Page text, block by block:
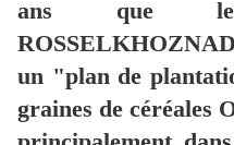
ans que
un "plan de
graines de céréales